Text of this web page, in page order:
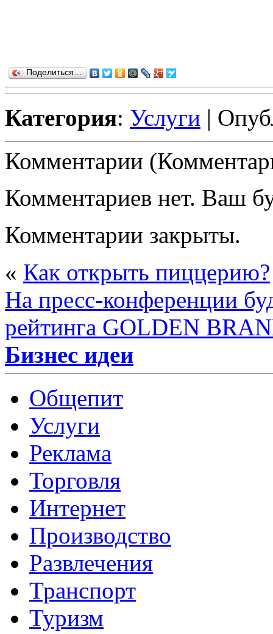
Поделиться…
Категория: Услуги |
Комментарии
Комментариев нет. Ваш
Комментарии закрыты.
« Как открыть пиццерию?
На пресс-конференции
рейтинга GOLDEN
Бизнес идеи
Общепит
Услуги
Реклама
Торговля
Интернет
Производство
Развлечения
Транспорт
Туризм